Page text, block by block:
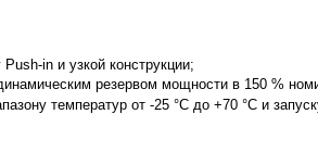
in и узкой конструкции;
резервом мощности в 150 %
температур от -25 °C до +70 °C и